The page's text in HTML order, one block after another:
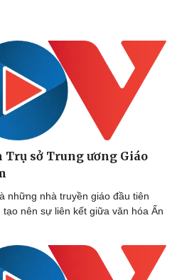
Trụ sở Trung ương Giáo
những nhà truyền giáo đầu tiên
nên sự liên kết giữa văn hóa Ấn